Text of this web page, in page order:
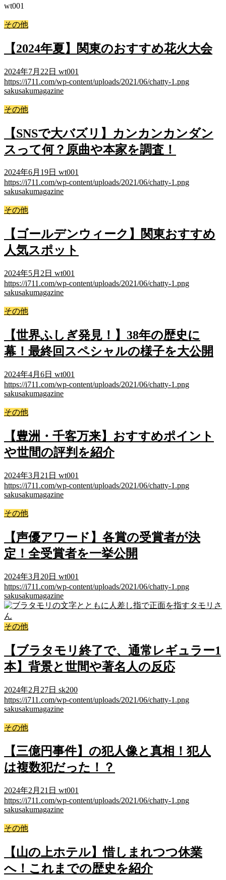
wt001
その他
【2024年夏】関東のおすすめ花火大会
2024年7月22日 wt001
https://i711.com/wp-content/uploads/2021/06/chatty-1.png
sakusakumagazine
その他
【SNSで大バズリ】カンカンカンダン
スって何？原曲や本家を調査！
2024年6月19日 wt001
https://i711.com/wp-content/uploads/2021/06/chatty-1.png
sakusakumagazine
その他
【ゴールデンウィーク】関東おすすめ
人気スポット
2024年5月2日 wt001
https://i711.com/wp-content/uploads/2021/06/chatty-1.png
sakusakumagazine
その他
【世界ふしぎ発見！】38年の歴史に
幕！最終回スペシャルの様子を大公開
2024年4月6日 wt001
https://i711.com/wp-content/uploads/2021/06/chatty-1.png
sakusakumagazine
その他
【豊洲・千客万来】おすすめポイント
や世間の評判を紹介
2024年3月21日 wt001
https://i711.com/wp-content/uploads/2021/06/chatty-1.png
sakusakumagazine
その他
【声優アワード】各賞の受賞者が決
定！全受賞者を一挙公開
2024年3月20日 wt001
https://i711.com/wp-content/uploads/2021/06/chatty-1.png
sakusakumagazine
その他
【ブラタモリ終了で、通常レギュラー1
本】背景と世間や著名人の反応
2024年2月27日 sk200
https://i711.com/wp-content/uploads/2021/06/chatty-1.png
sakusakumagazine
その他
【三億円事件】の犯人像と真相！犯人
は複数犯だった！？
2024年2月21日 wt001
https://i711.com/wp-content/uploads/2021/06/chatty-1.png
sakusakumagazine
その他
【山の上ホテル】惜しまれつつ休業
へ！これまでの歴史を紹介